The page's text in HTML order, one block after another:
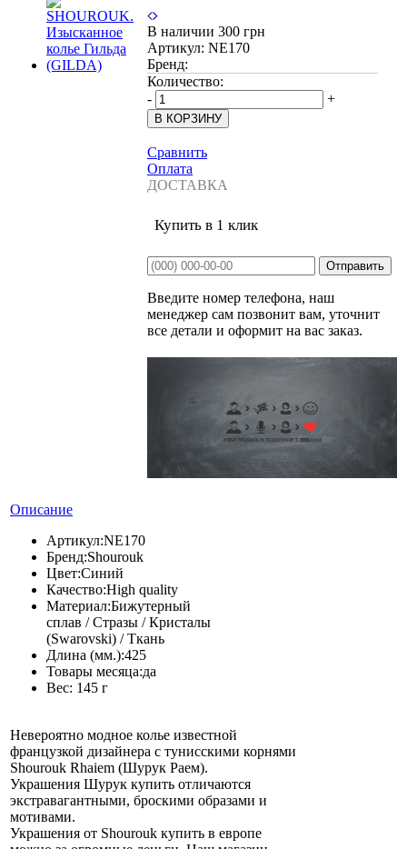
В наличии 300 грн
Артикул: NE170
Бренд:
Количество:
-
+
Сравнить
Оплата
ДОСТАВКА
Купить в 1 клик
Введите номер телефона, наш
менеджер сам позвонит вам, уточнит
все детали и оформит на вас заказ.
Описание
Артикул:NE170
Бренд:Shourouk
Цвет:Синий
Качество:High quality
Материал:Бижутерный
сплав / Стразы / Кристалы
(Swarovski) / Ткань
Длина (мм.):425
Товары месяца:да
Вес: 145 г
Невероятно модное колье известной
французкой дизайнера с тунисскими корнями
Shourouk Rhaiem (Шурук Раем).
Украшения Шурук купить отличаются
экстравагантными, броскими образами и
мотивами.
Украшения от Shourouk купить в европе